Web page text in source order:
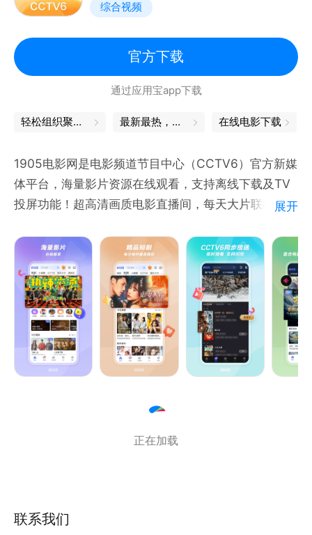
综合视频
官方下载
通过应用宝app下载
轻松组织聚会，你就是C位 最新最热，影视资源一网打尽 在线电影下载
1905电影网是电影频道节目中心（CCTV6）官方新媒
体平台，海量影片资源在线观看，支持离线下载及TV
投屏功能！超高清画质电影直播间，每天大片联播24
击电影节盛典及电影路演，提供更新鲜更有趣的精彩短
视频，还有免费电影周边等你拿！看电影、品电影就上
1905电影网，开启电影“美”一刻，一起度过好时光。
【万部大片在线点播】：汇聚经典国产影片、院线新
片，与你分享精彩好电影。
【CCTV6同步放送】：电影频道精彩节目同步直播，
【24小时直播间】类型片场精彩全放送，365天24小
【M观影团】：电影首映礼、主创见面会免费参加，现
【高清修复】：超高清修复画面，掌上享受胶片质感。
展开
正在加载
联系我们